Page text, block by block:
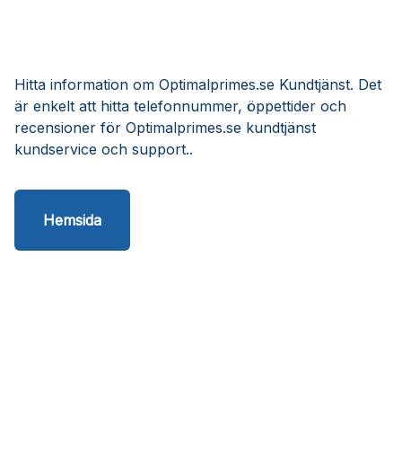
Hitta information om Optimalprimes.se Kundtjänst. Det
är enkelt att hitta telefonnummer, öppettider och
recensioner för Optimalprimes.se kundtjänst
kundservice och support..
Hemsida